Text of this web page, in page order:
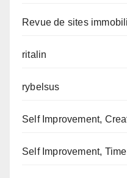
Revue de sites
ritalin
rybelsus
Self Improvement,
Self Improvement,